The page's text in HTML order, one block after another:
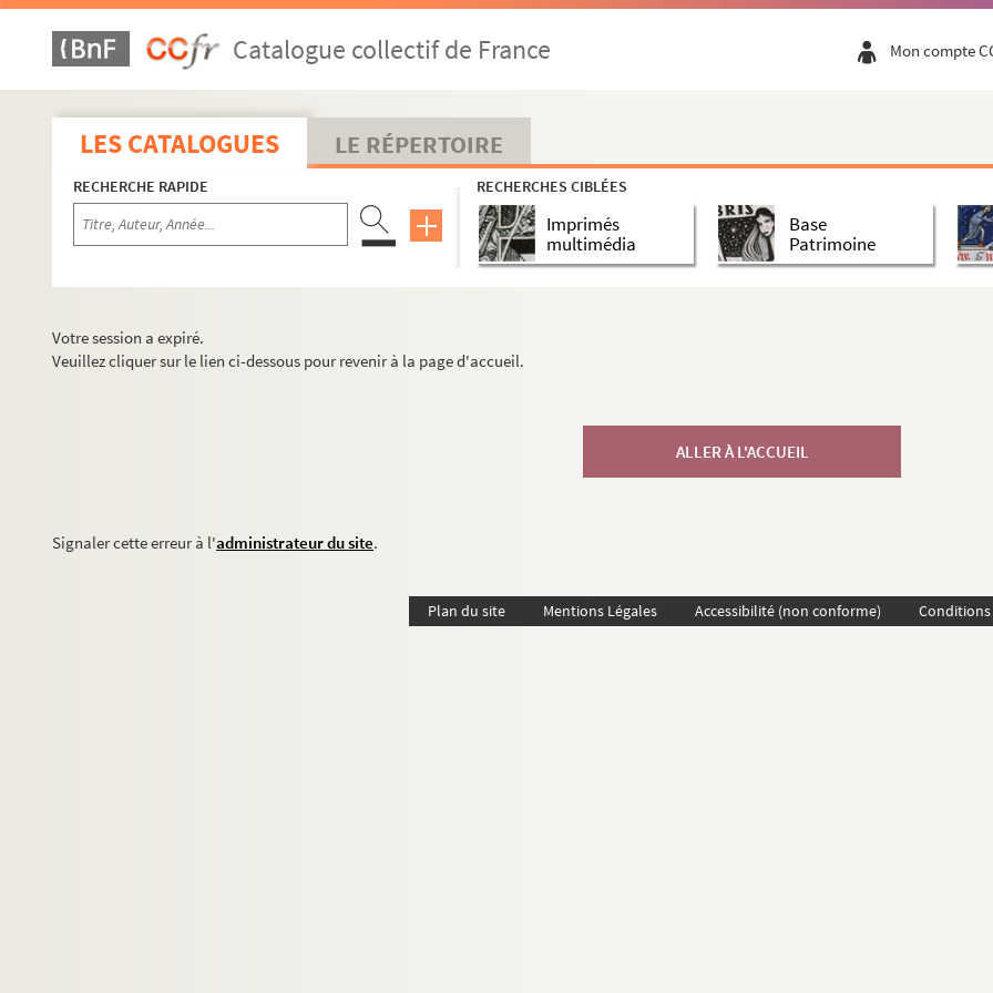
Catalogue collectif de France Mon compte
LES CATALOGUES LE RÉPERTOIRE
RECHERCHE RAPIDE RECHERCHES CIBLÉES
Imprimés
multimédia
Base
Patrimoine
Votre session a expiré.
Veuillez cliquer sur le lien ci-dessous pour revenir à la page d'accueil.
ALLER À L'ACCUEIL
Signaler cette erreur à l'administrateur du site.
Plan du site Mentions Légales Accessibilité (non conforme)